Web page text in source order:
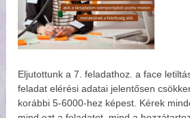
Eljutottunk a 7. feladathoz. a face
feladat elérési adatai jelentősen
korábbi 5-6000-hez képest. Kérek